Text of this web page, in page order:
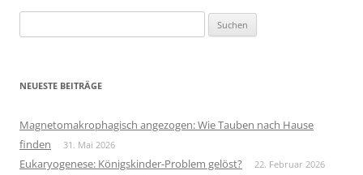
nach:
NEUESTE BEITRÄGE
Magnetomakrophagisch angezogen: Wie Tauben nach Hause
finden
31. Mai 2026
Eukaryogenese: Königskinder-Problem gelöst? 22. Februar 2026